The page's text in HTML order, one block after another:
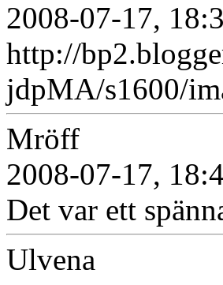
2008-07-17,
http://
jdpMA/s1600/
Mröff
2008-07-17,
Det var ett
Ulvena